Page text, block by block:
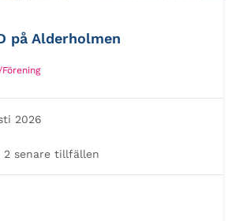
på Alderholmen
2026
2 senare tillfällen